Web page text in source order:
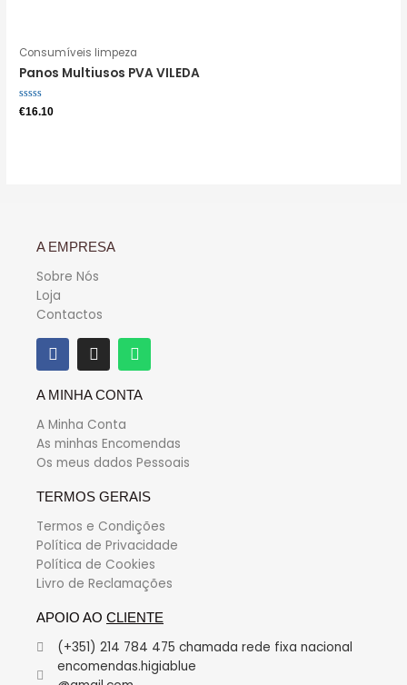
Consumíveis limpeza
Panos Multiusos PVA VILEDA
Avaliação
0
€16.10
A EMPRESA
Sobre Nós
Loja
Contactos
A MINHA CONTA
A Minha Conta
As minhas Encomendas
Os meus dados Pessoais
TERMOS GERAIS
Termos e Condições
Política de Privacidade
Política de Cookies
Livro de Reclamações
APOIO AO CLIENTE
(+351) 214 784 475 chamada rede fixa nacional
encomendas.higiablue